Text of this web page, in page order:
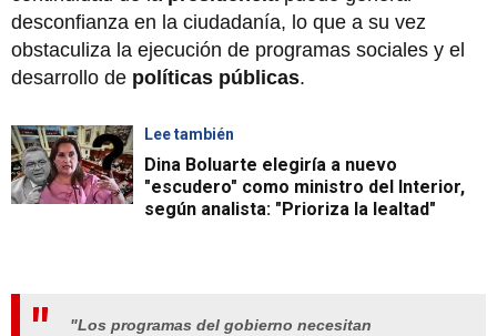
desconfianza en la ciudadanía, lo que a su vez
obstaculiza la ejecución de programas sociales y el
desarrollo de políticas públicas.
Lee también
Dina Boluarte elegiría a nuevo
"escudero" como ministro del Interior,
según analista: "Prioriza la lealtad"
"Los programas del gobierno necesitan